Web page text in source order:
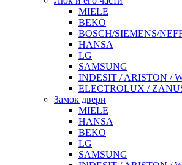
MIELE
BEKO
BOSCH/SIEMENS/
HANSA
LG
SAMSUNG
INDESIT / ARISTON /
ELECTROLUX /
Замок двери
MIELE
HANSA
BEKO
LG
SAMSUNG